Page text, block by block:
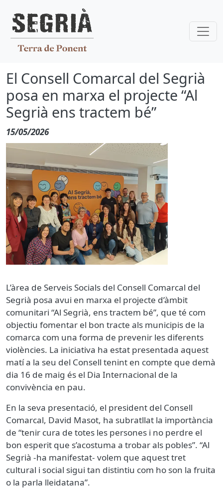
El Consell Comarcal del Segrià
posa en marxa el projecte “Al
Segrià ens tractem bé”
15/05/2026
L’àrea de Serveis Socials del Consell Comarcal del
Segrià posa avui en marxa el projecte d’àmbit
comunitari “Al Segrià, ens tractem bé”, que té com
objectiu fomentar el bon tracte als municipis de la
comarca com una forma de prevenir les diferents
violències. La iniciativa ha estat presentada aquest
matí a la seu del Consell tenint en compte que demà
dia 16 de maig és el Dia Internacional de la
convivència en pau.
En la seva presentació, el president del Consell
Comarcal, David Masot, ha subratllat la importància
de “tenir cura de totes les persones i no perdre el
bon esperit que s’acostuma a trobar als pobles”. “Al
Segrià -ha manifestat- volem que aquest tret
cultural i social sigui tan distintiu com ho son la fruita
o la parla lleidatana”.